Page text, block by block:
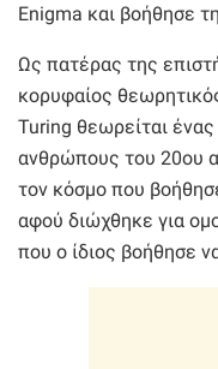
Enigma και βοήθησε
Ως πατέρας της
κορυφαίος
Turing θεωρείται
ανθρώπους του 20ου
τον κόσμο που
αφού διώχθηκε για
που ο ίδιος βοήθησε